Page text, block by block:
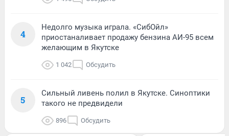
4
Недолго музыка играла. «СибОйл»
приостаналивает продажу бензина АИ-95 всем
желающим в Якутске
1 042 Обсудить
5
Сильный ливень полил в Якутске. Синоптики
такого не предвидели
896 Обсудить